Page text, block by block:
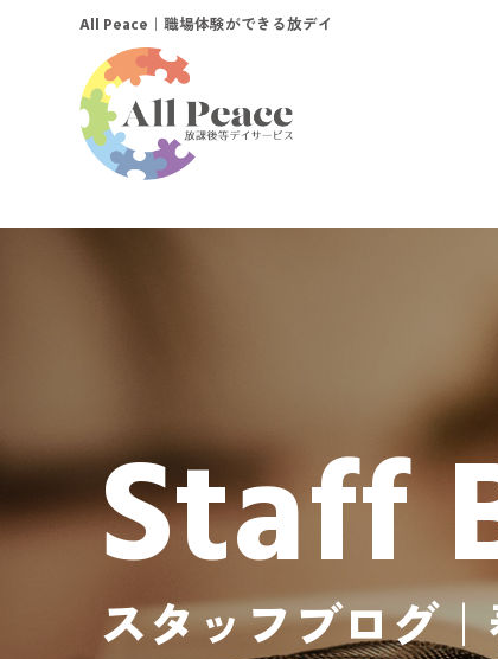
All Peace ｜職場体験ができる放デイ
Staff
スタッフブログ